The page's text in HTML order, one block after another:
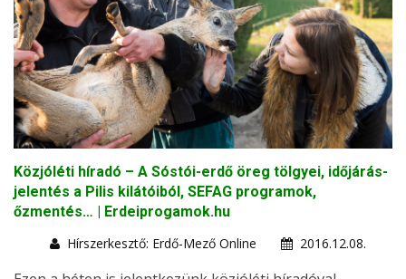
Közjóléti híradó – A Sóstói-erdő öreg tölgyei, időjárás-
jelentés a Pilis kilátóiból, SEFAG programok,
őzmentés… | Erdeiprogamok.hu
Hírszerkesztő: Erdő-Mező Online
2016.12.08.